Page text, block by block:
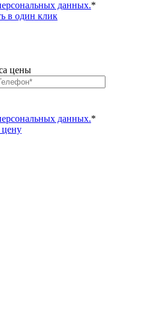
данных.*
в один клик
цены
данных.*
цену